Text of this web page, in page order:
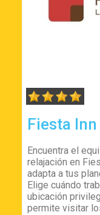
Fiesta
Encuentra el
relajación en
adapta a tus
Elige cuándo
ubicación
permite visitar